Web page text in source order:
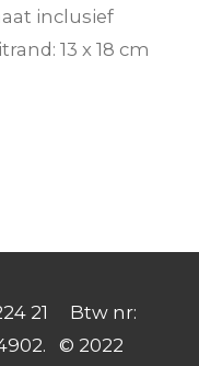
inclusief
13 x 18 cm
21 Btw nr:
© 2022